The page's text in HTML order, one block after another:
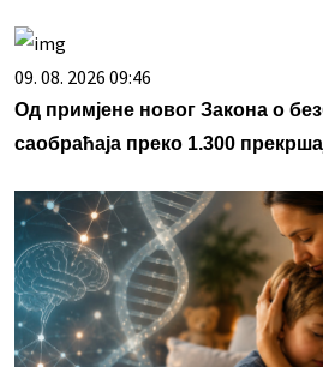
09. 08. 2026 09:46
Од примјене новог Закона о
саобраћаја преко 1.300